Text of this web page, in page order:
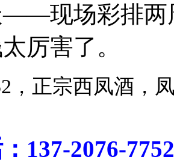
——现场彩排两
厉害了。
，正宗西凤酒
137-2076-7752